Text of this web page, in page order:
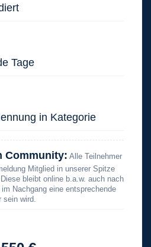
Tage
in Kategorie
Community: Alle Teilnehmer
Mitglied in unserer Spitze
bleibt online b.a.w. auch nach
Nachgang eine entsprechende
wird.